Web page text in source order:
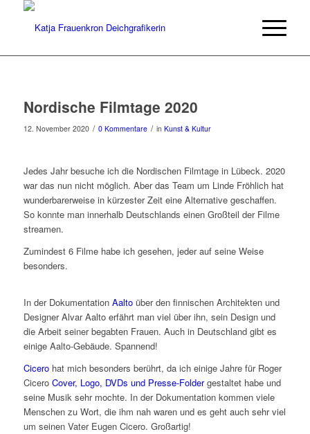
Nordische Filmtage 2020
12. November 2020 / 0 Kommentare / in Kunst & Kultur
Jedes Jahr besuche ich die Nordischen Filmtage in Lübeck. 2020
war das nun nicht möglich. Aber das Team um Linde Fröhlich hat
wunderbarerweise in kürzester Zeit eine Alternative geschaffen.
So konnte man innerhalb Deutschlands einen Großteil der Filme
streamen.
Zumindest 6 Filme habe ich gesehen, jeder auf seine Weise
besonders.
In der Dokumentation Aaltoüber den finnischen Architekten und
Designer Alvar Aalto erfährt man viel über ihn, sein Design und
die Arbeit seiner begabten Frauen. Auch in Deutschland gibt es
einige Aalto-Gebäude. Spannend!
Cicerohat mich besonders berührt, da ich einige Jahre für Roger
Cicero Cover, Logo, DVDs und Presse-Foldergestaltet habe und
seine Musik sehr mochte. In der Dokumentation kommen viele
Menschen zu Wort, die ihm nah waren und es geht auch sehr viel
um seinen Vater Eugen Cicero. Großartig!